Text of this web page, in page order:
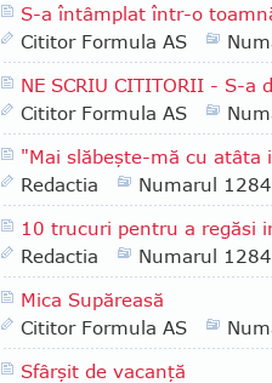
S-a întâmplat într-o
Cititor Formula AS
NE SCRIU CITITORII - S-a
Cititor Formula AS
"Mai slăbeşte-mă cu atâta
Redactia
Numarul 1284
10 trucuri pentru a regăsi
Redactia
Numarul 1284
Mica Supăreasă
Cititor Formula AS
Sfârşit de vacanţă